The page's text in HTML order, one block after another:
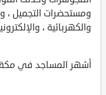
ومستحضرات التجميل ،
والكهربائية ،
أشهر المساجد في مكة